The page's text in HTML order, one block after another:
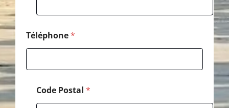
Téléphone*
Code Postal *